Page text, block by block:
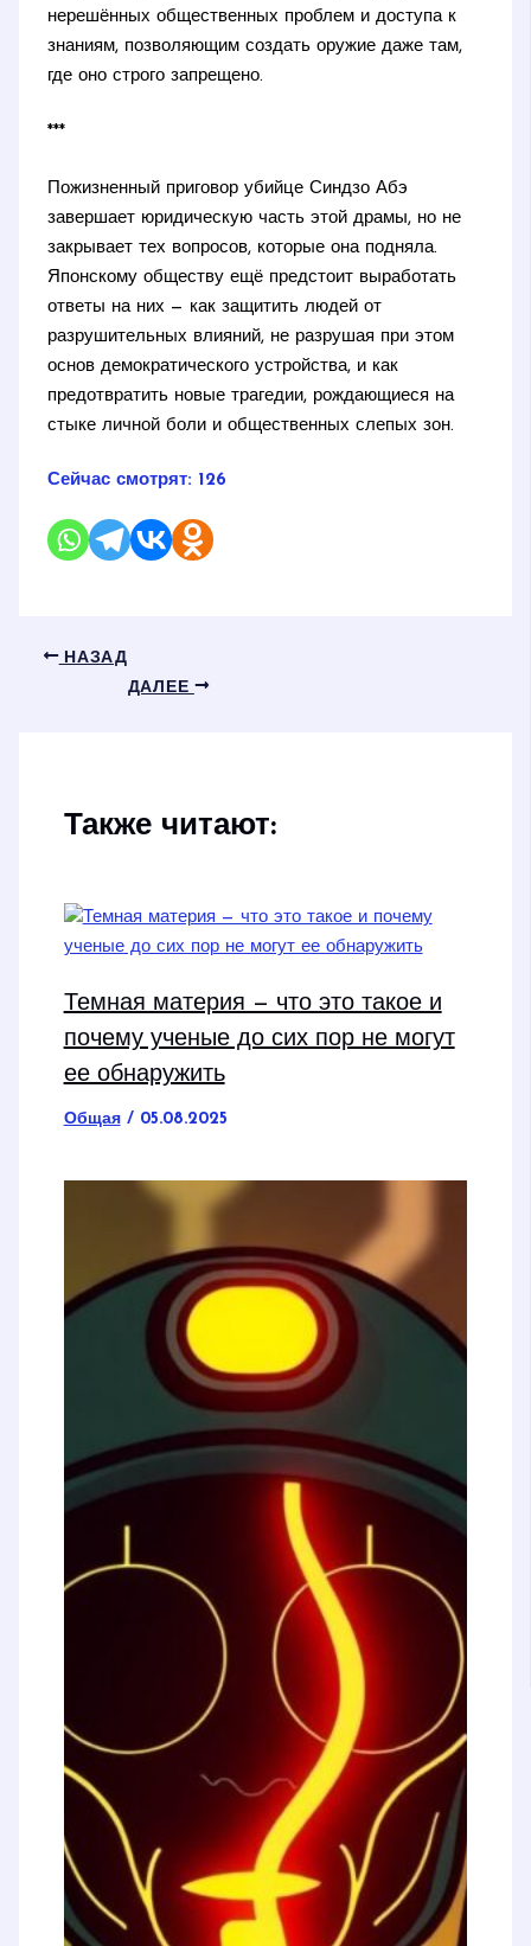
нерешённых общественных проблем и доступа к
знаниям, позволяющим создать оружие даже там,
где оно строго запрещено.
***
Пожизненный приговор убийце Синдзо Абэ
завершает юридическую часть этой драмы, но не
закрывает тех вопросов, которые она подняла.
Японскому обществу ещё предстоит выработать
ответы на них — как защитить людей от
разрушительных влияний, не разрушая при этом
основ демократического устройства, и как
предотвратить новые трагедии, рождающиеся на
стыке личной боли и общественных слепых зон.
Сейчас смотрят: 126
НАЗАД
ДАЛЕЕ
Также читают:
Темная материя — что это такое и
почему ученые до сих пор не могут
ее обнаружить
Общая/ 05.08.2025